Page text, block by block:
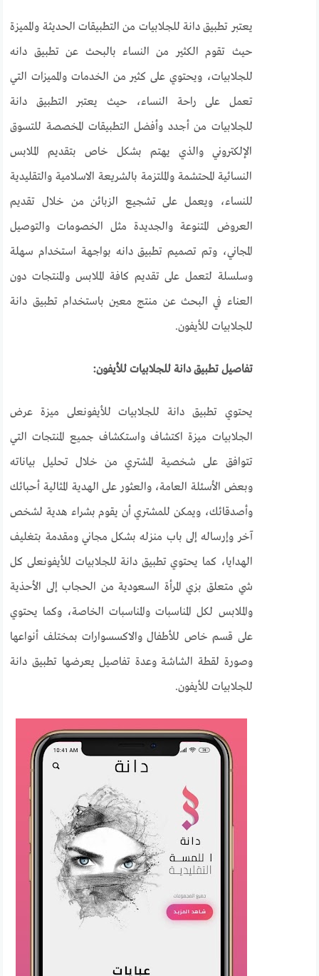
يعتبر تطبيق دانة للجلابيات من التطبيقات الحديثة والمميزة
حيث تقوم الكثير من النساء بالبحث عن تطبيق دانه
للجلابيات، ويحتوي على كثير من الخدمات والمميزات التي
تعمل على راحة النساء، حيث يعتبر التطبيق دانة
للجلابيات من أجدد وأفضل التطبيقات المخصصة للتسوق
الإلكتروني والذي يهتم بشكل خاص بتقديم الملابس
النسائية المحتشمة والملتزمة بالشريعة الاسلامية والتقليدية
للنساء، ويعمل على تشجيع الزبائن من خلال تقديم
العروض المتنوعة والجديدة مثل الخصومات والتوصيل
المجاني، وتم تصميم تطبيق دانه بواجهة استخدام سهلة
وسلسلة لتعمل على تقديم كافة الملابس والمنتجات دون
العناء في البحث عن منتج معين باستخدام تطبيق دانة
للجلابيات للأيفون.
تفاصيل تطبيق دانة للجلابيات للأيفون:
يحتوي تطبيق دانة للجلابيات للأيفونعلى ميزة عرض
الجلابيات ميزة اكتشاف واستكشاف جميع المنتجات التي
تتوافق على شخصية المشتري من خلال تحليل بياناته
وبعض الأسئلة العامة، والعثور على الهدية المثالية أحبائك
وأصدقائك، ويمكن للمشتري أن يقوم بشراء هدية لشخص
آخر وإرساله إلى باب منزله بشكل مجاني ومقدمة بتغليف
الهدايا، كما يحتوي تطبيق دانة للجلابيات للأيفونعلى كل
شي متعلق بزي المرأة السعودية من الحجاب إلى الأحذية
والملابس لكل المناسبات والمناسبات الخاصة، وكما يحتوي
على قسم خاص للأطفال والاكسسوارات بمختلف أنواعها
وصورة لقطة الشاشة وعدة تفاصيل يعرضها تطبيق دانة
للجلابيات للأيفون.